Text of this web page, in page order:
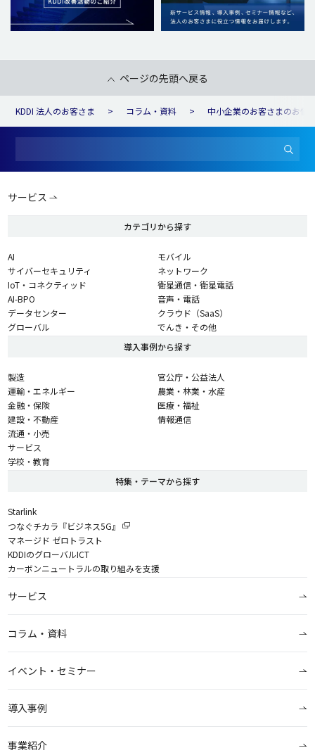
ページの先頭へ戻る
KDDI 法人のお客さま コラム・資料 中小企業のお客さまのお悩
サービス
カテゴリから探す
AI
サイバーセキュリティ
IoT・コネクティッド
AI-BPO
データセンター
グローバル
モバイル
ネットワーク
衛星通信・衛星電話
音声・電話
クラウド（SaaS）
でんき・その他
導入事例から探す
製造
運輸・エネルギー
金融・保険
建設・不動産
流通・小売
サービス
学校・教育
官公庁・公益法人
農業・林業・水産
医療・福祉
情報通信
特集・テーマから探す
Starlink
つなぐチカラ『ビジネス5G』
マネージド ゼロトラスト
KDDIのグローバルICT
カーボンニュートラルの取り組みを支援
サービス
コラム・資料
イベント・セミナー
導入事例
事業紹介